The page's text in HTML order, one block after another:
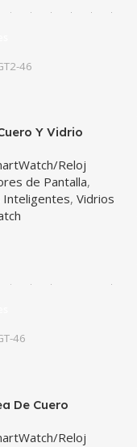
46
Y Vidrio
Reloj
de Pantalla,
Inteligentes, Vidrios
46
De Cuero
Reloj